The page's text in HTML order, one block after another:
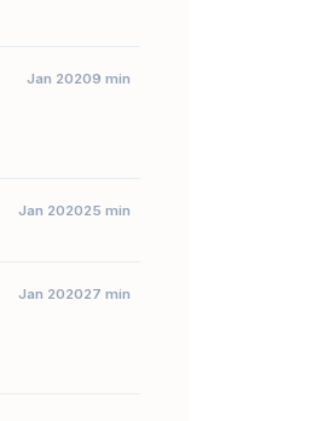
Jan 20209 min
Jan 202025 min
Jan 202027 min